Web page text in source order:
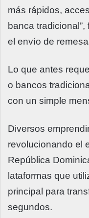
más rápidos,
banca
el envío de
Lo que antes
o bancos
con un simple
Diversos
revolucionando el
República
lataformas que
principal para
segundos.